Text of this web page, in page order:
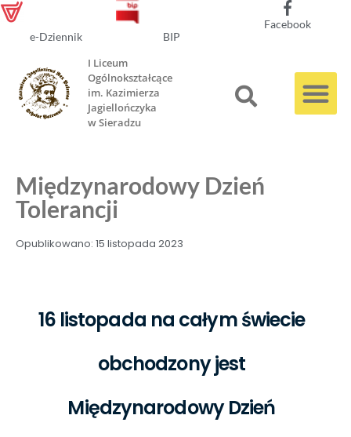
e-Dziennik BIP
Facebook
I Liceum
Ogólnokształcące
im. Kazimierza
Jagiellończyka
w Sieradzu
Międzynarodowy Dzień
Tolerancji
Opublikowano: 15 listopada 2023
16 listopada na całym świecie
obchodzony jest
Międzynarodowy Dzień